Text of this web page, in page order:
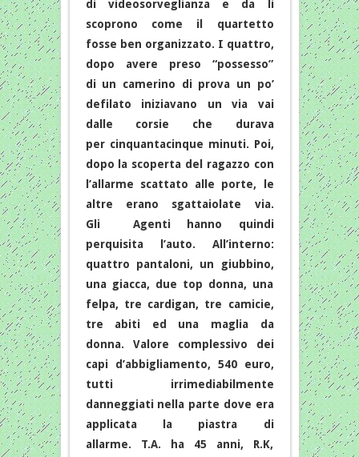
di videosorveglianza e da lì
scoprono come il quartetto
fosse ben organizzato. I quattro,
dopo avere preso “possesso”
di un camerino di prova un po’
defilato iniziavano un via vai
dalle corsie che durava
per cinquantacinque minuti. Poi,
dopo la scoperta del ragazzo con
l’allarme scattato alle porte, le
altre erano sgattaiolate via.
Gli Agenti hanno quindi
perquisita l’auto. All’interno:
quattro pantaloni, un giubbino,
una giacca, due top donna, una
felpa, tre cardigan, tre camicie,
tre abiti ed una maglia da
donna. Valore complessivo dei
capi d’abbigliamento, 540 euro,
tutti irrimediabilmente
danneggiati nella parte dove era
applicata la piastra di
allarme. T.A. ha 45 anni, R.K,